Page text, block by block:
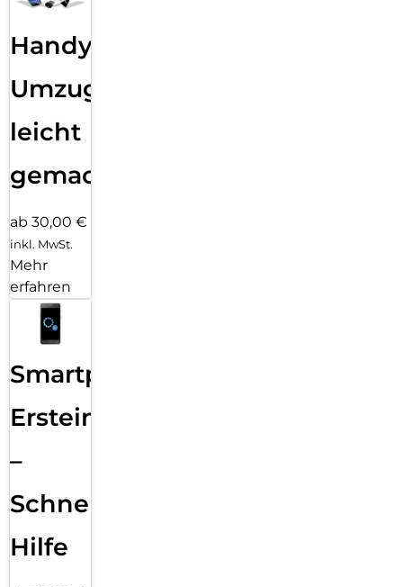
Handy
Umzug
leicht
gemacht!
ab 30,00 €
inkl. MwSt.
Mehr
erfahren
Smartphone
Ersteinrichtung
–
Schnelle
Hilfe